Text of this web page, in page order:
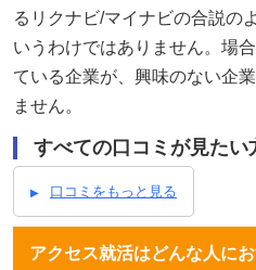
るリクナビ/マイナビの合説の
いうわけではありません。場
ている企業が、興味のない企
ません。
すべての口コミが見たい
口コミをもっと見る
アクセス就活はどんな人に